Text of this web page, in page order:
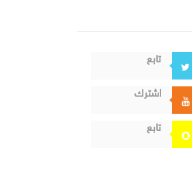
تابع
اشترك
تابع